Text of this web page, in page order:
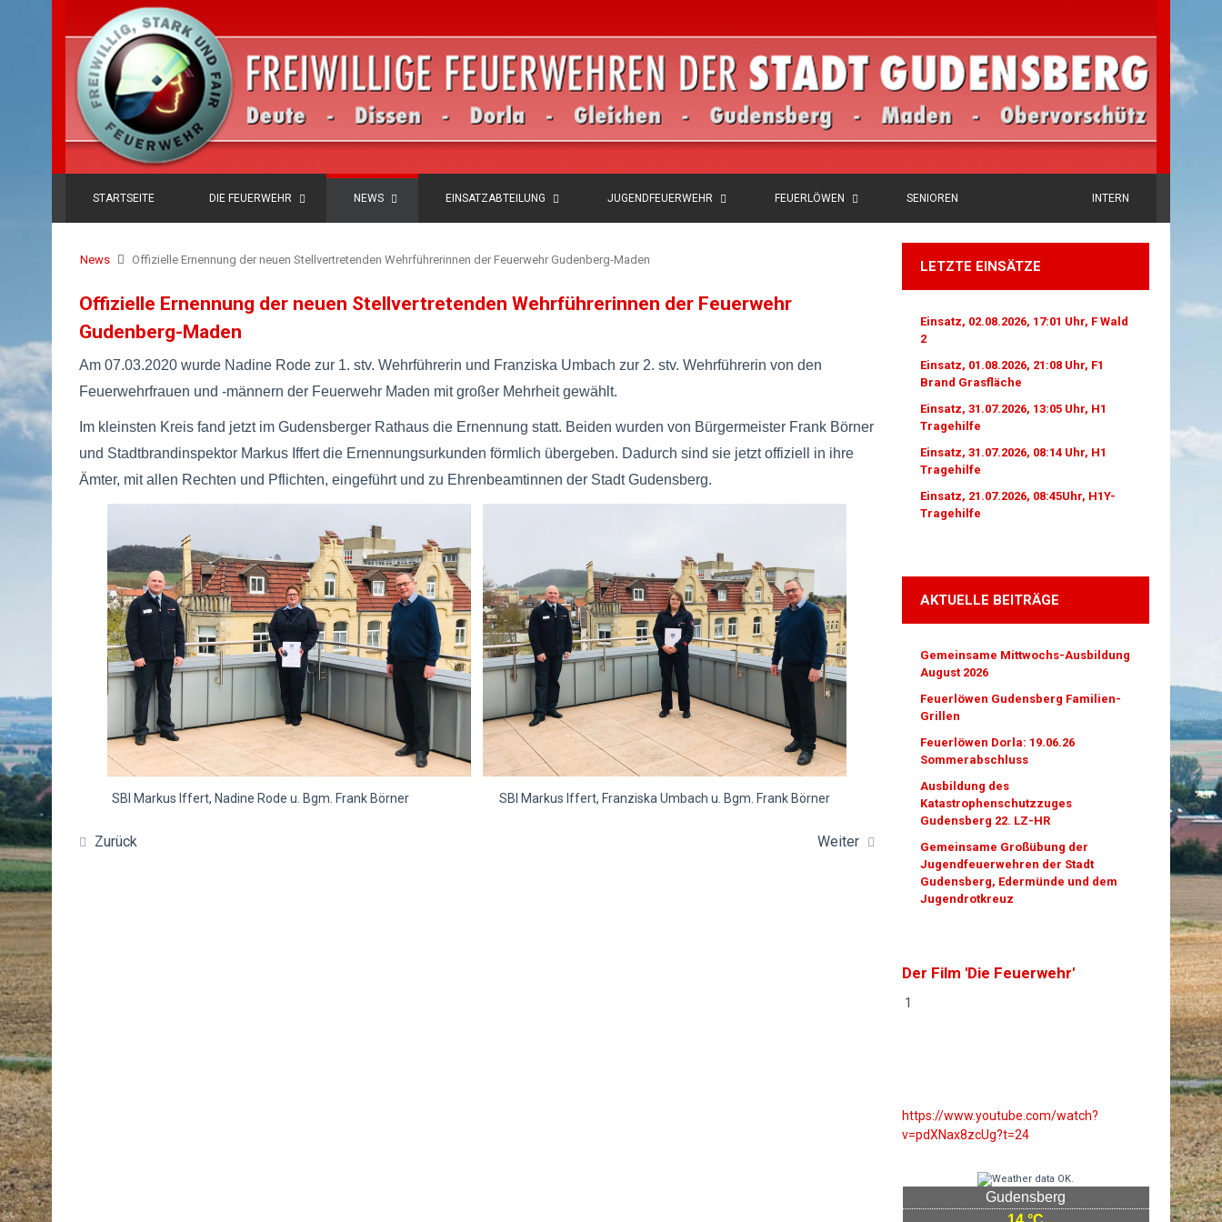
STARTSEITE DIE FEUERWEHR NEWS EINSATZABTEILUNG JUGENDFEUERWEHR FEUERLÖWEN SENIOREN INTERN
News Offizielle Ernennung der neuen Stellvertretenden Wehrführerinnen der Feuerwehr Gudenberg-Maden
Offizielle Ernennung der neuen Stellvertretenden Wehrführerinnen der Feuerwehr
Gudenberg-Maden
Am 07.03.2020 wurde Nadine Rode zur 1. stv. Wehrführerin und Franziska Umbach zur 2. stv. Wehrführerin von den
Feuerwehrfrauen und -männern der Feuerwehr Maden mit großer Mehrheit gewählt.
Im kleinsten Kreis fand jetzt im Gudensberger Rathaus die Ernennung statt. Beiden wurden von Bürgermeister Frank Börner
und Stadtbrandinspektor Markus Iffert die Ernennungsurkunden förmlich übergeben. Dadurch sind sie jetzt offiziell in ihre
Ämter, mit allen Rechten und Pflichten, eingeführt und zu Ehrenbeamtinnen der Stadt Gudensberg.
SBI Markus Iffert, Nadine Rode u. Bgm. Frank Börner SBI Markus Iffert, Franziska Umbach u. Bgm. Frank Börner
Zurück Weiter
LETZTE EINSÄTZE
Einsatz, 02.08.2026, 17:01 Uhr, F Wald
2
Einsatz, 01.08.2026, 21:08 Uhr, F1
Brand Grasfläche
Einsatz, 31.07.2026, 13:05 Uhr, H1
Tragehilfe
Einsatz, 31.07.2026, 08:14 Uhr, H1
Tragehilfe
Einsatz, 21.07.2026, 08:45Uhr, H1Y-
Tragehilfe
AKTUELLE BEITRÄGE
Gemeinsame Mittwochs-Ausbildung
August 2026
Feuerlöwen Gudensberg Familien-
Grillen
Feuerlöwen Dorla: 19.06.26
Sommerabschluss
Ausbildung des
Katastrophenschutzzuges
Gudensberg 22. LZ-HR
Gemeinsame Großübung der
Jugendfeuerwehren der Stadt
Gudensberg, Edermünde und dem
Jugendrotkreuz
Der Film 'Die Feuerwehr'
1
https://www.youtube.com/watch?
v=pdXNax8zcUg?t=24
Gudensberg